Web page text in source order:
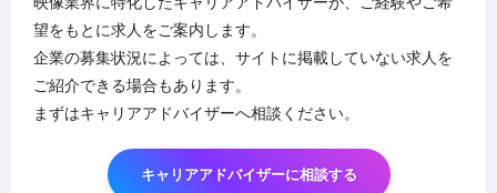
望をもとに求人をご案内します。
企業の募集状況によっては、サイトに掲載していない求人を
ご紹介できる場合もあります。
まずはキャリアアドバイザーへ相談ください。
キャリアアドバイザーに相談する